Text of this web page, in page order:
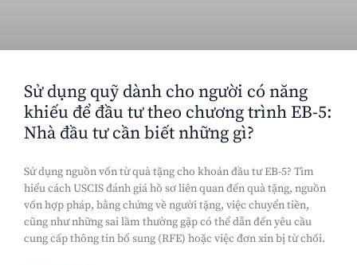
Sử dụng quỹ dành cho người có năng
khiếu để đầu tư theo chương trình EB-5:
Nhà đầu tư cần biết những gì?
Sử dụng nguồn vốn từ quà tặng cho khoản đầu tư EB-5? Tìm
hiểu cách USCIS đánh giá hồ sơ liên quan đến quà tặng, nguồn
vốn hợp pháp, bằng chứng về người tặng, việc chuyển tiền,
cũng như những sai lầm thường gặp có thể dẫn đến yêu cầu
cung cấp thông tin bổ sung (RFE) hoặc việc đơn xin bị từ chối.